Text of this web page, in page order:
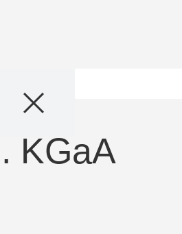
KGaA